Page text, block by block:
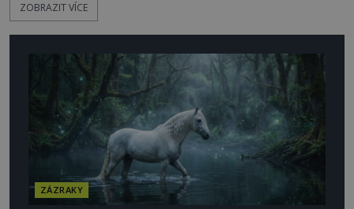
tvrdí, že se zná s anglickým králem Jindřichem VIII.
ZOBRAZIT VÍCE
ZÁZRAKY